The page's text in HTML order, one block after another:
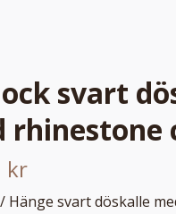
svart
rhinestone
kr
Hänge svart döskalle